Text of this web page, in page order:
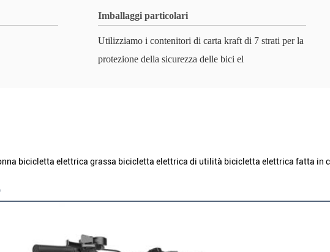
Imballaggi particolari
Utilizziamo i contenitori di carta kraft di 7 strati per la
protezione della sicurezza delle bici el
bicicletta elettrica grassa bicicletta elettrica di utilità bicicletta elettrica fatta in